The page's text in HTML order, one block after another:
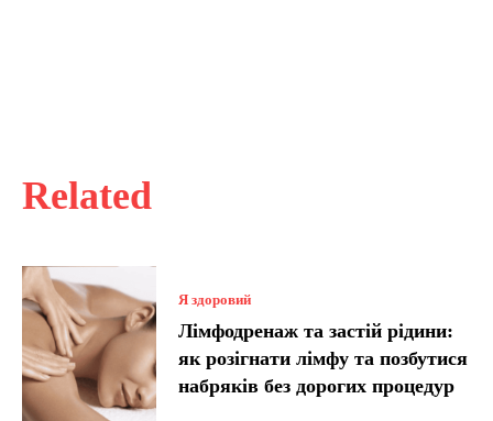
Related
Я здоровий
Лімфодренаж та застій рідини:
як розігнати лімфу та позбутися
набряків без дорогих процедур